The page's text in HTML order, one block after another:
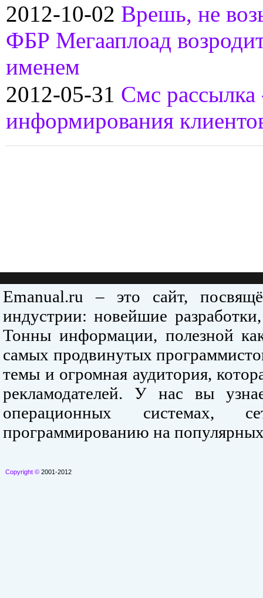
2012-10-02 Врешь, не
ФБР Мегааплоад
именем
2012-05-31 Смс
информирования
Emanual.ru – это сайт,
индустрии: новейшие
Тонны информации, полезной
самых продвинутых
темы и огромная аудитория,
рекламодателей. У нас вы
операционных системах,
программированию на
Copyright © 2001-2012